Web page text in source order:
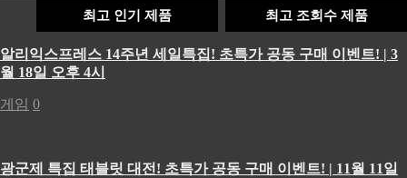
최고 인기 제품 최고 조회수 제품
알리익스프레스 14주년 세일특집! 초특가 공동 구매 이벤트! | 3
월 18일 오후 4시
게임 0
광군제 특집 태블릿 대전! 초특가 공동 구매 이벤트! | 11월 11일